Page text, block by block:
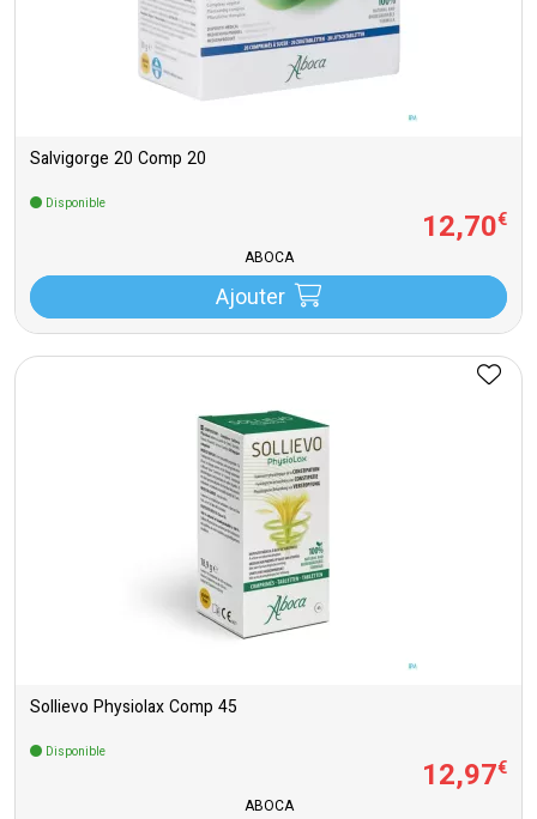
Salvigorge 20 Comp 20
Disponible
12,70€
ABOCA
Ajouter
Sollievo Physiolax Comp 45
Disponible
12,97€
ABOCA